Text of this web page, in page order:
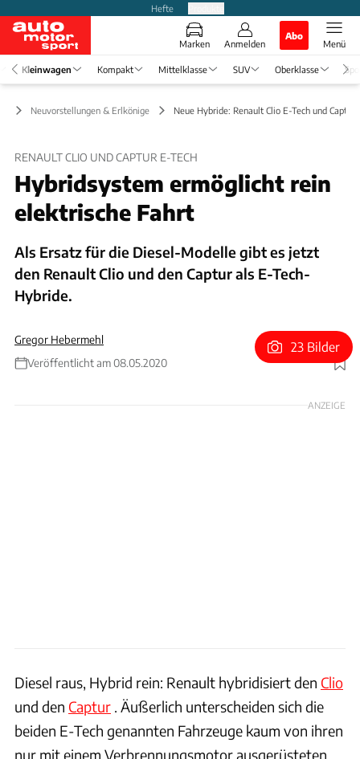
Hefte
Marken Anmelden
Abo
Menü
Kleinwagen Kompakt Mittelklasse SUV Oberklasse
Neuvorstellungen & Erlkönige Neue Hybride: Renault Clio E-Tech und Captur
RENAULT CLIO UND CAPTUR E-TECH
Hybridsystem ermöglicht rein
elektrische Fahrt
Als Ersatz für die Diesel-Modelle gibt es jetzt
den Renault Clio und den Captur als E-Tech-
Hybride.
Gregor Hebermehl
Veröffentlicht am 08.05.2020
Foto: Renault
23 Bilder
ANZEIGE
Diesel raus, Hybrid rein: Renault hybridisiert den Clio
und den Captur . Äußerlich unterscheiden sich die
beiden E-Tech genannten Fahrzeuge kaum von ihren
nur mit einem Verbrennungsmotor ausgerüsteten